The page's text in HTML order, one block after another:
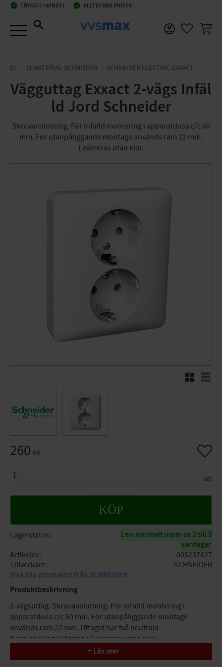
check_circle TRYGG E-HANDEL check_circle ALLTID BRA PRISER
EL ELMATERIAL SCHNEIDER SCHNEIDER ELECTRIC EXXACT
Vägguttag Exxact 2-vägs Infäl
ld Jord Schneider
Skruvanslutning. För infälld montering i apparatdosa c/c 60
mm. För utanpåliggande montage används ram 22 mm.
Levereras utan klor.
Rutnätsvy
260 KR
st
KÖP
Lägg
Lagerstatus
Lev. normalt inom ca 2 till 5
vardagar
Artikelnr
005237627
Tillverkare
SCHNEIDER
Visa alla produkter från SCHNEIDER
Produktbeskrivning
2-vägsuttag. Skruvanslutning. För infälld montering i
apparatdosa c/c 60 mm. För utanpåliggande montage
används ram 22 mm. Uttaget har två neutrala
överkopplingsklämmor. Levereras utan klor.
+ Läs mer